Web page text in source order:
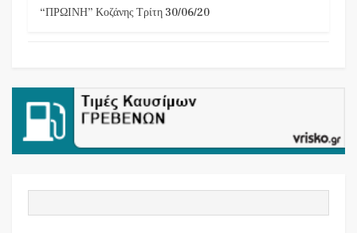
“ΠΡΩΙΝΗ” Κοζάνης Τρίτη 30/06/20